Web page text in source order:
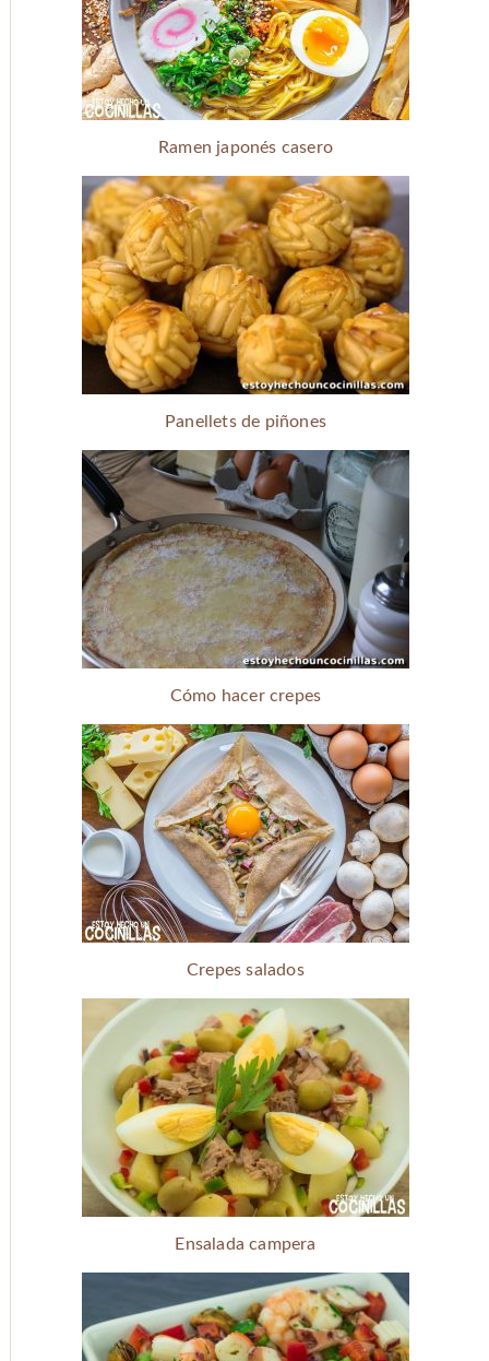
Ramen japonés casero
Panellets de piñones
Cómo hacer crepes
Crepes salados
Ensalada campera